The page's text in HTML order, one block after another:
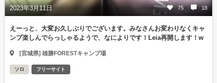
2023年3月11日 75 18
えーっと、大変お久しぶりでございます。みなさんお変わりなくキャ
ンプ楽しんでらっしゃるようで、なによりです！Leia再開します！w
[宮城県] 雄勝FORESTキャンプ場
ソロ フリーサイト